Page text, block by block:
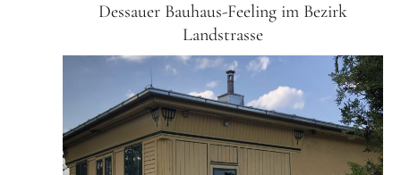
Dessauer Bauhaus-Feeling im Bezirk
Landstrasse